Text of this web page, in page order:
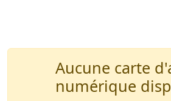
Aucune carte
numérique